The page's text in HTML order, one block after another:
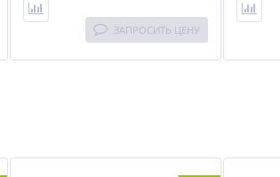
ЗАПРОСИТЬ ЦЕНУ